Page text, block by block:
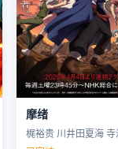
摩绪